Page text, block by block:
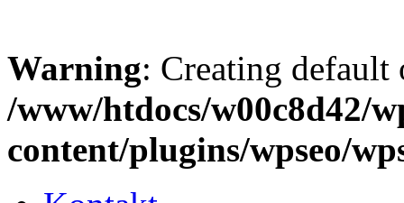
Warning: Creating
/www/htdocs/w00c8d42/
content/plugins/wpseo/